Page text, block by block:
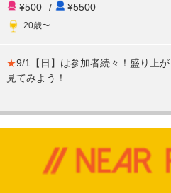
¥500
/ ¥5500
20歳〜
★9/1【日】は参加者続々！盛り上
見てみよう！